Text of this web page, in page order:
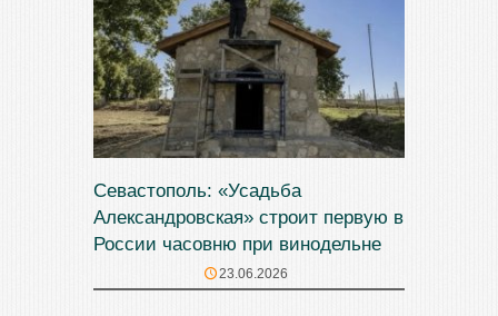
Севастополь: «Усадьба
Александровская» строит первую в
России часовню при винодельне
23.06.2026